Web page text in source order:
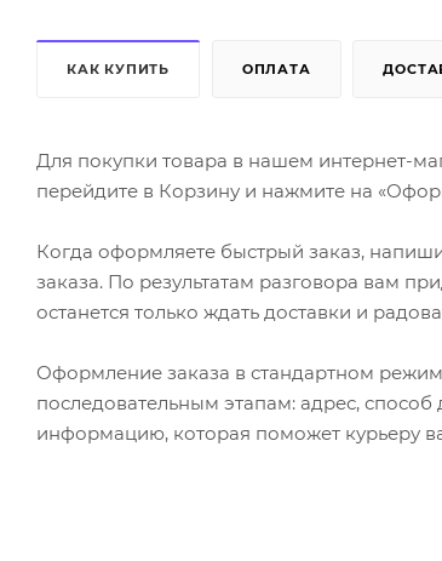
КАК КУПИТЬ ОПЛАТА
Для покупки товара в нашем интернет-
перейдите в Корзину и нажмите на
Когда оформляете быстрый заказ,
заказа. По результатам разговора вам
останется только ждать доставки и
Оформление заказа в стандартном
последовательным этапам: адрес,
информацию, которая поможет курьеру